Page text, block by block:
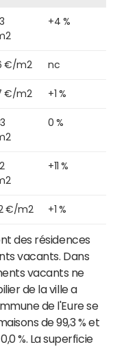
+4 %
€/m2 nc
€/m2 +1 %
0 %
+11 %
€/m2 +1 %
des résidences
vacants. Dans
vacants ne
de la ville a
de l'Eure se
de 99,3 % et
%. La superficie